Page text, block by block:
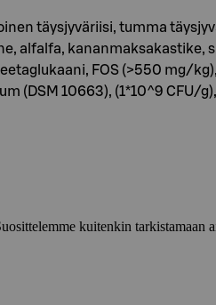
täysjyväriisi, tumma
alfalfa, kananmaksakastike,
FOS (>550 mg/
(DSM 10663), (1*10^9
kuitenkin tarkistamaan